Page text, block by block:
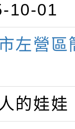
10-01
左營區
的娃娃